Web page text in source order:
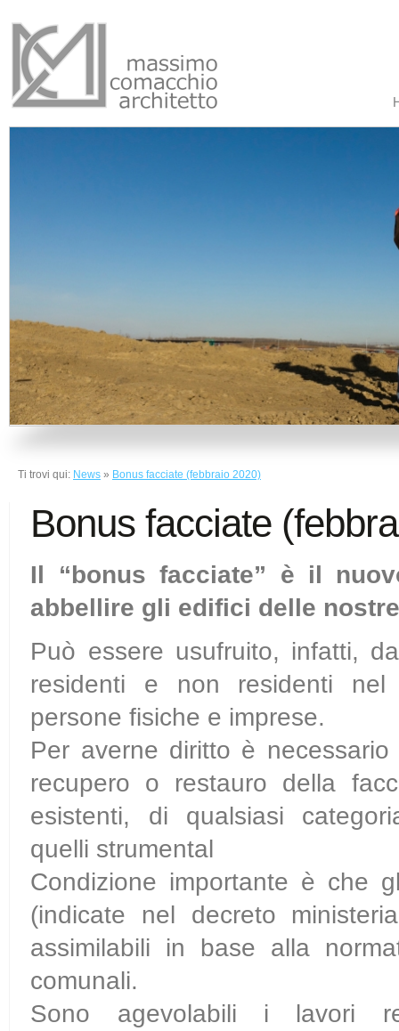
Ti trovi qui: News » Bonus facciate (febbraio 2020)
Bonus facciate
Il “bonus facciate” è il
abbellire gli edifici delle
Può essere usufruito, infatti,
residenti e non residenti nel
persone fisiche e imprese.
Per averne diritto è
recupero o restauro della
esistenti, di qualsiasi
quelli strumental
Condizione importante è che
(indicate nel decreto
assimilabili in base alla
comunali.
Sono agevolabili i lavori